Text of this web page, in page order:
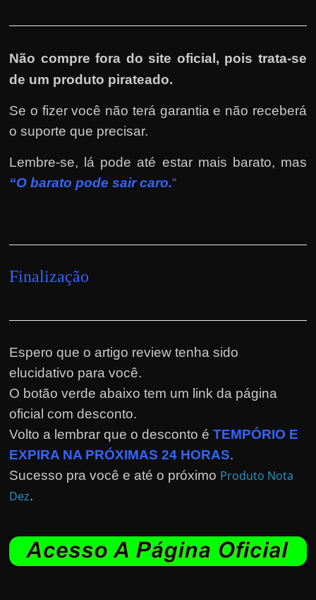
Não compre fora do site oficial, pois trata-se
de um produto pirateado.
Se o fizer você não terá garantia e não receberá
o suporte que precisar.
Lembre-se, lá pode até estar mais barato, mas
“O barato pode sair caro.“
Finalização
Espero que o artigo review tenha sido
elucidativo para você.
O botão verde abaixo tem um link da página
oficial com desconto.
Volto a lembrar que o desconto éTEMPÓRIO E
EXPIRA NA PRÓXIMAS 24 HORAS.
Sucesso pra você e até o próximo Produto Nota
Dez.